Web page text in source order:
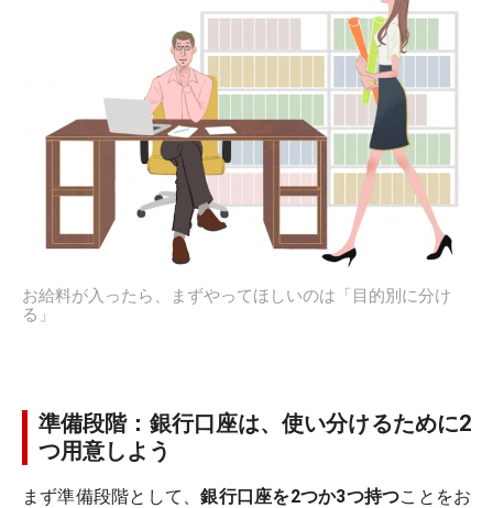
お給料が入ったら、まずやってほしいのは「目的別に分け
る」
準備段階：銀行口座は、使い分けるために2
つ用意しよう
まず準備段階として、銀行口座を2つか3つ持つことをお